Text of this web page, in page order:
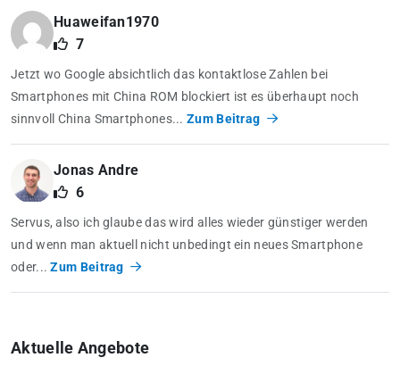
Huaweifan1970
7
Jetzt wo Google absichtlich das kontaktlose Zahlen bei
Smartphones mit China ROM blockiert ist es überhaupt noch
sinnvoll China Smartphones...Zum Beitrag
Jonas Andre
6
Servus, also ich glaube das wird alles wieder günstiger werden
und wenn man aktuell nicht unbedingt ein neues Smartphone
oder...Zum Beitrag
Aktuelle Angebote